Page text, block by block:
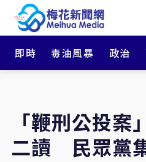
即時 毒油風暴 政治
「鞭刑公投
二讀 民眾黨